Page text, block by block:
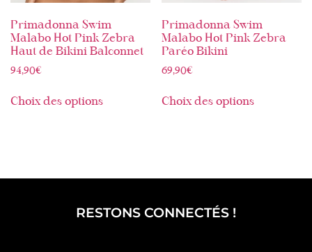
Primadonna Swim
Malabo Hot Pink Zebra
Haut de Bikini Balconnet
94,90€
Choix des options
Primadonna Swim
Malabo Hot Pink Zebra
Paréo Bikini
69,90€
Choix des options
RESTONS CONNECTÉS !